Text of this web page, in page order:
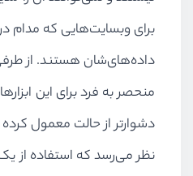
برای وبسایت‌هایی که مدام
داده‌های‌شان هستند. از
منحصر به فرد برای این
دشوارتر از حالت معمول
نظر می‌رسد که استفاده از